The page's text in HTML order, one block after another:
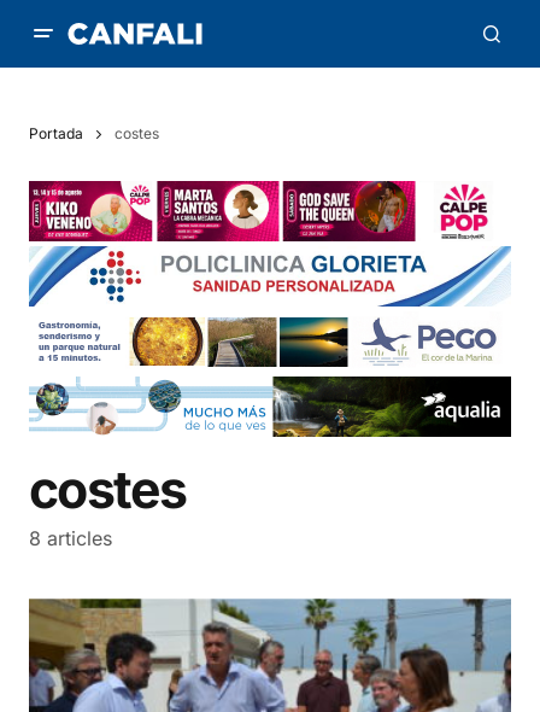
Portada costes
costes
8 articles